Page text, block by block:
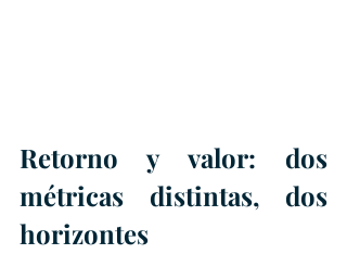
Retorno y valor: dos
métricas distintas, dos
horizontes